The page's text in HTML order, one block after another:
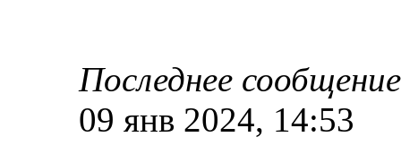
Последнее
09 янв 2024, 14:53